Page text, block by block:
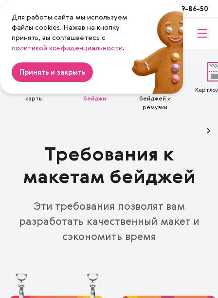
+7 (495) 649-86-50
Magenta
карты
бейджи
Ленты для
бейджей и
ремувки
Требования к
макетам бейджей
Эти требования позволят вам
разработать качественный макет и
сэкономить время
Для работы сайта мы используем
файлы cookies. Нажав на кнопку
принять, вы соглашаетесь с
политикой конфиденциальности.
Принять и закрыть